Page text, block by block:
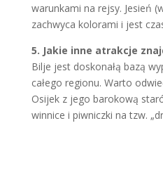
warunkami na rejsy. Jesień
zachwyca kolorami i jest
5. Jakie inne atrakcje
Bilje jest doskonałą bazą
całego regionu. Warto
Osijek z jego barokową
winnice i piwniczki na tzw.